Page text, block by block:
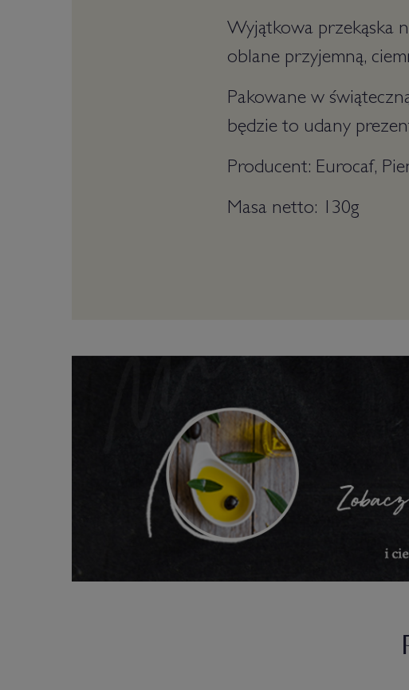
Wyjątkowa przekąska
oblane przyjemną,
Pakowane w
będzie to udany
Producent: Eurocaf,
Masa netto: 130g